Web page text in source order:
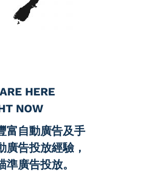
HERE
NOW
富自動廣告及手
廣告投放經驗，
準廣告投放。